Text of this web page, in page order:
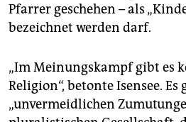
Pfarrer geschehen – als
bezeichnet werden darf.
„Im Meinungskampf gibt es
Religion“, betonte Isensee. Es
„unvermeidlichen